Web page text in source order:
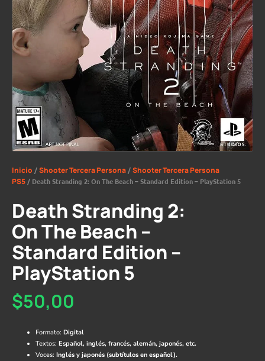
Inicio /Shooter Tercera Persona /Shooter Tercera Persona
PS5 / Death Stranding 2: On The Beach – Standard Edition – PlayStation 5
Death Stranding 2:
On The Beach –
Standard Edition –
PlayStation 5
$50,00
Formato: Digital
Textos: Español, inglés, francés, alemán, japonés, etc.
Voces: Inglés y japonés (subtítulos en español).